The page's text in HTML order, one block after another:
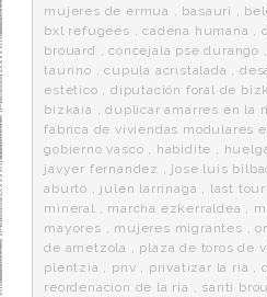
mujeres de ermua , basauri ,
bxl refugees ,cadena humana ,
brouard ,concejala pse durango
taurino ,cupula acristalada ,
estetico ,diputación foral de
bizkaia ,duplicar amarres en la
fabrica de viviendas modulares
gobierno vasco , habidite ,
javyer fernandez , jose luis
aburto , julen larrinaga , last
mineral , marcha ezkerraldea ,
mayores , mujeres migrantes ,
de ametzola , plaza de toros de
plentzia , pnv , privatizar la ria ,
reordenacion de la ria , santi